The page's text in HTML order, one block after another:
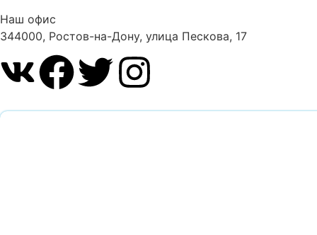
Наш офис
344000, Ростов-на-Дону, улица Пескова, 17